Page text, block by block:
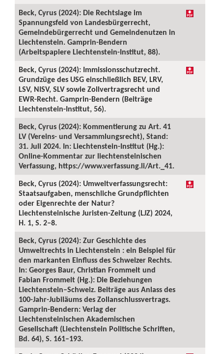
Beck, Cyrus (2024): Die Rechtslage im
Spannungsfeld von Landesbürgerrecht,
Gemeindebürgerrecht und Gemeindenutzen in
Liechtenstein. Gamprin-Bendern
(Arbeitspapiere Liechtenstein-Institut, 88).
Beck, Cyrus (2024): Immissionsschutzrecht.
Grundzüge des USG einschließlich BEV, LRV,
LSV, NISV, SLV sowie Zollvertragsrecht und
EWR-Recht. Gamprin-Bendern (Beiträge
Liechtenstein-Institut, 56).
Beck, Cyrus (2024): Kommentierung zu Art. 41
LV (Vereins- und Versammlungsrecht), Stand:
31. Juli 2024. In: Liechtenstein-Institut (Hg.):
Online-Kommentar zur liechtensteinischen
Verfassung, https://www.verfassung.li/Art._41.
Beck, Cyrus (2024): Umweltverfassungsrecht:
Staatsaufgaben, menschliche Grundpflichten
oder Eigenrechte der Natur?
Liechtensteinische Juristen-Zeitung (LJZ) 2024,
H. 1, S. 2–8.
Beck, Cyrus (2024): Zur Geschichte des
Umweltrechts in Liechtenstein : ein Beispiel für
den markanten Einfluss des Schweizer Rechts.
In: Georges Baur, Christian Frommelt und
Fabian Frommelt (Hg.): Die Beziehungen
Liechtenstein–Schweiz. Beiträge aus Anlass des
100-Jahr-Jubiläums des Zollanschlussvertrags.
Gamprin-Bendern: Verlag der
Liechtensteinischen Akademischen
Gesellschaft (Liechtenstein Politische Schriften,
Bd. 64), S. 161–193.